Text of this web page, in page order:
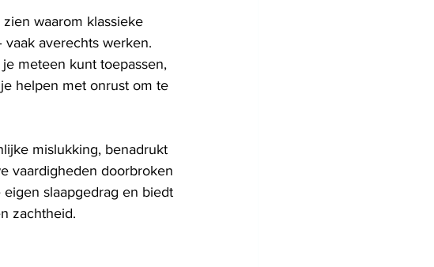
waarom klassieke
averechts werken.
meteen kunt toepassen,
helpen met onrust om te
mislukking, benadrukt
vaardigheden doorbroken
slaapgedrag en biedt
zachtheid.